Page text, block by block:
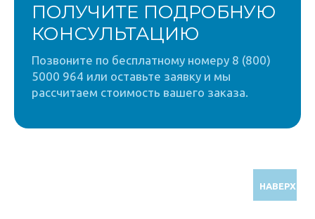
ПОЛУЧИТЕ ПОДРОБНУЮ
КОНСУЛЬТАЦИЮ
Позвоните по бесплатному номеру 8 (800)
5000 964 или оставьте заявку и мы
рассчитаем стоимость вашего заказа.
НАВЕРХ